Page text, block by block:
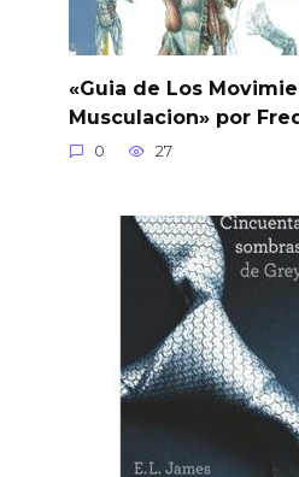
«Guia de Los
Musculacion» por
0 27